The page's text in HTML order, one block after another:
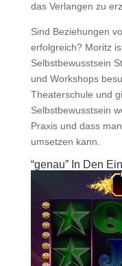
das Verlangen zu
Sind Beziehungen
erfolgreich? Moritz
Selbstbewusstsein
und Workshops
Theaterschule und
Selbstbewusstsein
Praxis und dass
umsetzen kann.
“genau” In Den